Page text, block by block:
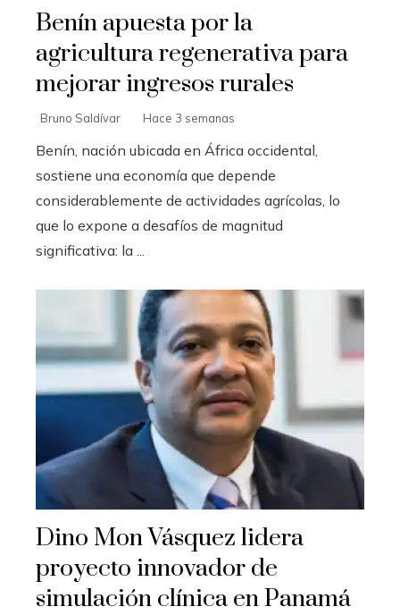
Benín apuesta por la
agricultura regenerativa para
mejorar ingresos rurales
Bruno Saldívar Hace 3 semanas
Benín, nación ubicada en África occidental,
sostiene una economía que depende
considerablemente de actividades agrícolas, lo
que lo expone a desafíos de magnitud
significativa: la ...
Dino Mon Vásquez lidera
proyecto innovador de
simulación clínica en Panamá